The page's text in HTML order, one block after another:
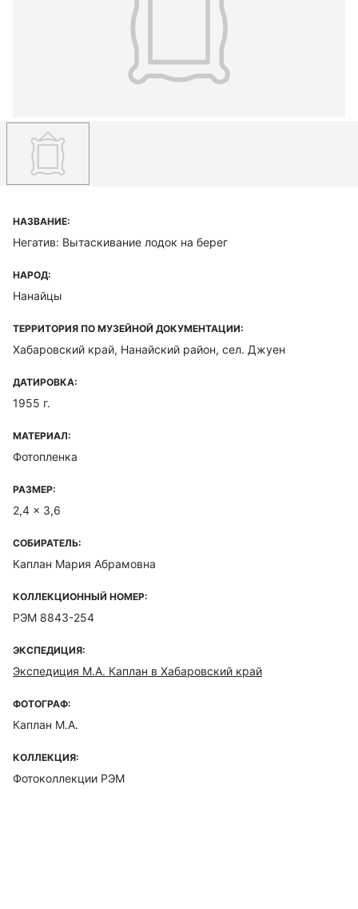
НАЗВАНИЕ:
Негатив: Вытаскивание лодок на берег
НАРОД:
Нанайцы
ТЕРРИТОРИЯ ПО МУЗЕЙНОЙ ДОКУМЕНТАЦИИ:
Хабаровский край, Нанайский район, сел. Джуен
ДАТИРОВКА:
1955 г.
МАТЕРИАЛ:
Фотопленка
РАЗМЕР:
2,4 x 3,6
СОБИРАТЕЛЬ:
Каплан Мария Абрамовна
КОЛЛЕКЦИОННЫЙ НОМЕР:
РЭМ 8843-254
ЭКСПЕДИЦИЯ:
Экспедиция М.А. Каплан в Хабаровский край
ФОТОГРАФ:
Каплан М.А.
КОЛЛЕКЦИЯ:
Фотоколлекции РЭМ